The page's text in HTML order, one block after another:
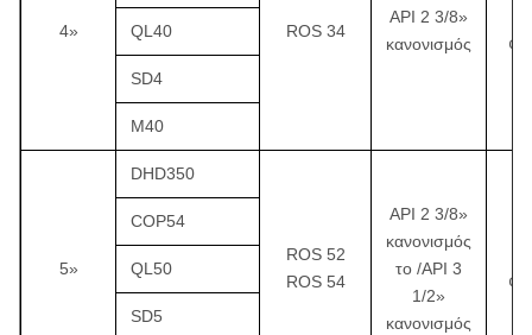
4» ROS 34
API 2 3/8»
κανονισμός
QL40
SD4
M40
5»
DHD350
ROS 52
ROS 54
API 2 3/8»
κανονισμός
το /API 3
1/2»
κανονισμός
COP54
QL50
SD5